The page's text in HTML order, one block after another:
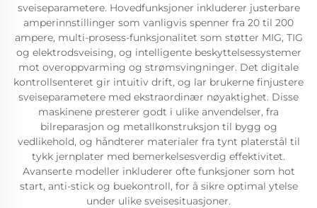
sveiseparametere. Hovedfunksjoner inkluderer justerbare
amperinnstillinger som vanligvis spenner fra 20 til 200
ampere, multi-prosess-funksjonalitet som støtter MIG, TIG
og elektrodsveising, og intelligente beskyttelsessystemer
mot overoppvarming og strømsvingninger. Det digitale
kontrollsenteret gir intuitiv drift, og lar brukerne finjustere
sveiseparametere med ekstraordinær nøyaktighet. Disse
maskinene presterer godt i ulike anvendelser, fra
bilreparasjon og metallkonstruksjon til bygg og
vedlikehold, og håndterer materialer fra tynt platerstål til
tykk jernplater med bemerkelsesverdig effektivitet.
Avanserte modeller inkluderer ofte funksjoner som hot
start, anti-stick og buekontroll, for å sikre optimal ytelse
under ulike sveisesituasjoner.